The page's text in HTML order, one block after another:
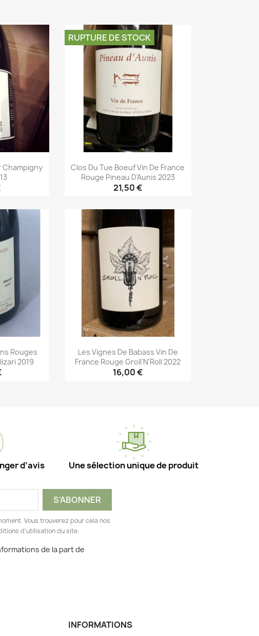
Champigny
Clos Du Tue Boeuf Vin De France
Rouge Pineau D'Aunis 2023
21,50 €
RUPTURE DE STOCK
Aperçu rapide
Rouges
2019
Les Vignes De Babass Vin De
France Rouge Groll'N'Roll 2022
16,00 €
d’avis Une sélection unique de produit
Vous trouverez pour cela nos
d'utilisation du site.
de la part de
INFORMATIONS